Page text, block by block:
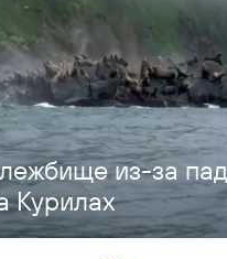
из-за
Курилах